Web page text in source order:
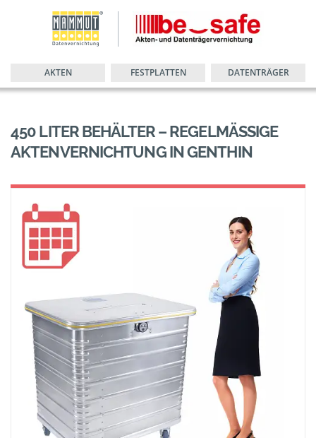
AKTEN FESTPLATTEN DATENTRÄGER
450 LITER BEHÄLTER – REGELMÄSSIGE A
KTENVERNICHTUNG IN GENTHIN